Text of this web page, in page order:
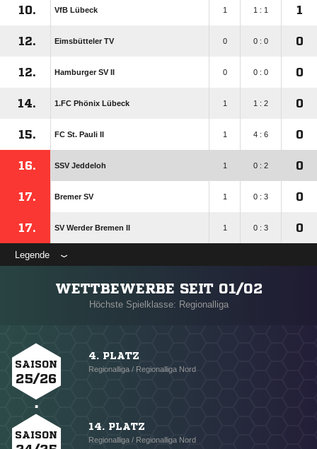
10. VfB Lübeck 1 1 : 1 1
12. Eimsbütteler TV 0 0 : 0 0
12. Hamburger SV II 0 0 : 0 0
14. 1.FC Phönix Lübeck 1 1 : 2 0
15. FC St. Pauli II 1 4 : 6 0
16. SSV Jeddeloh 1 0 : 2 0
17. Bremer SV 1 0 : 3 0
17. SV Werder Bremen II 1 0 : 3 0
Legende
WETTBEWERBE SEIT 01/02
Höchste Spielklasse: Regionalliga
SAISON
25/26
4. PLATZ
Regionalliga / Regionalliga Nord
SAISON
14. PLATZ
Regionalliga / Regionalliga Nord